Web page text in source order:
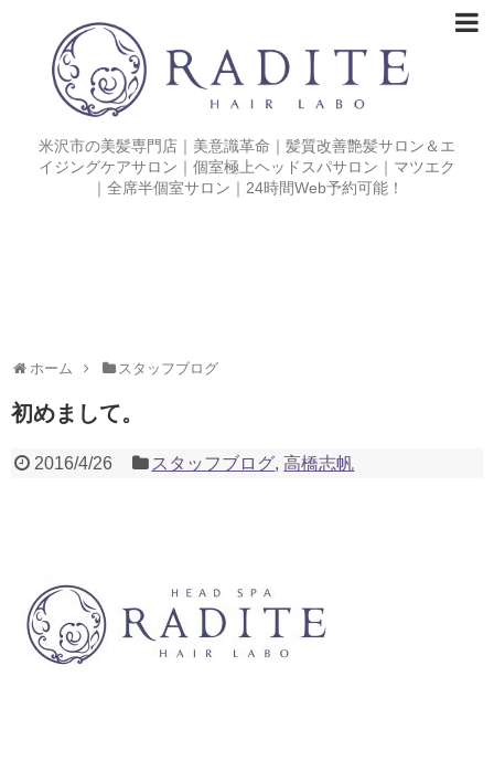
米沢市の美髪専門店｜美意識革命｜髪質改善艶髪サロン＆エ
イジングケアサロン｜個室極上ヘッドスパサロン｜マツエク
｜全席半個室サロン｜24時間Web予約可能！
ホーム スタッフブログ
初めまして。
2016/4/26 スタッフブログ,高橋志帆